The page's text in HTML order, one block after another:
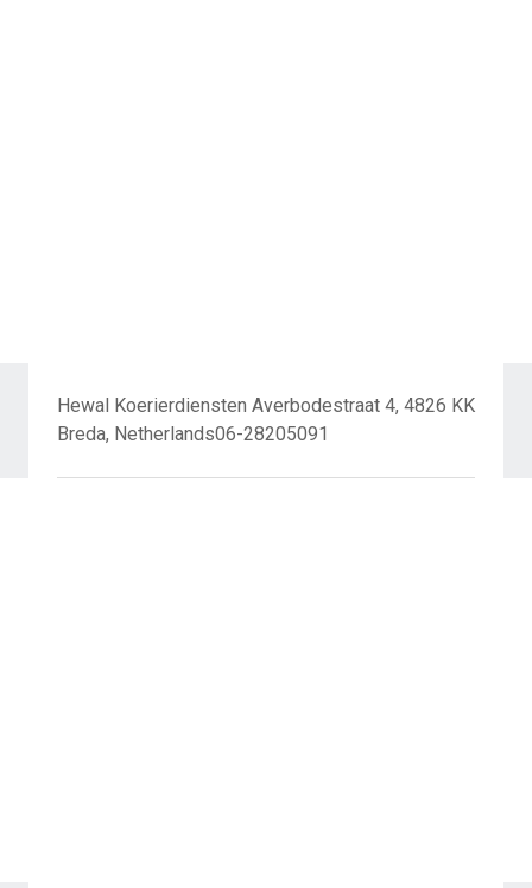
Hewal Koerierdiensten Averbodestraat 4, 4826 KK
Breda, Netherlands06-28205091